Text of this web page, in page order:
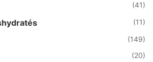
(41)
(11)
(149)
(20)